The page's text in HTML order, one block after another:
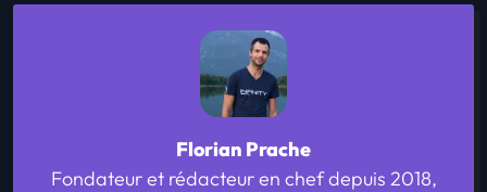
Florian Prache
Fondateur et rédacteur en chef depuis 2018,